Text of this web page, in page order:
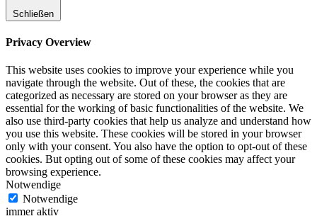
Schließen
Privacy Overview
This website uses cookies to improve your experience while you
navigate through the website. Out of these, the cookies that are
categorized as necessary are stored on your browser as they are
essential for the working of basic functionalities of the website. We
also use third-party cookies that help us analyze and understand how
you use this website. These cookies will be stored in your browser
only with your consent. You also have the option to opt-out of these
cookies. But opting out of some of these cookies may affect your
browsing experience.
Notwendige
Notwendige
immer aktiv